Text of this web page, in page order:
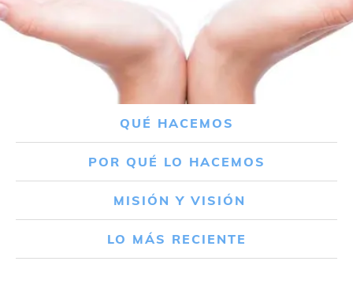
QUÉ HACEMOS
POR QUÉ LO HACEMOS
MISIÓN Y VISIÓN
LO MÁS RECIENTE